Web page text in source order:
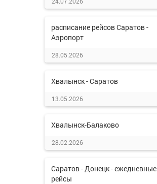
расписание рейсов Саратов -
Аэропорт
28.05.2026
Хвалынск - Саратов
13.05.2026
Хвалынск-Балаково
28.02.2026
Саратов - Донецк - ежедневные
рейсы